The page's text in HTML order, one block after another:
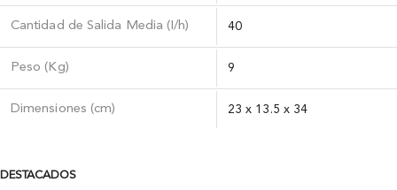
Cantidad de Salida Media (I/h) 40
Peso (Kg) 9
Dimensiones (cm) 23 x 13.5 x 34
DESTACADOS